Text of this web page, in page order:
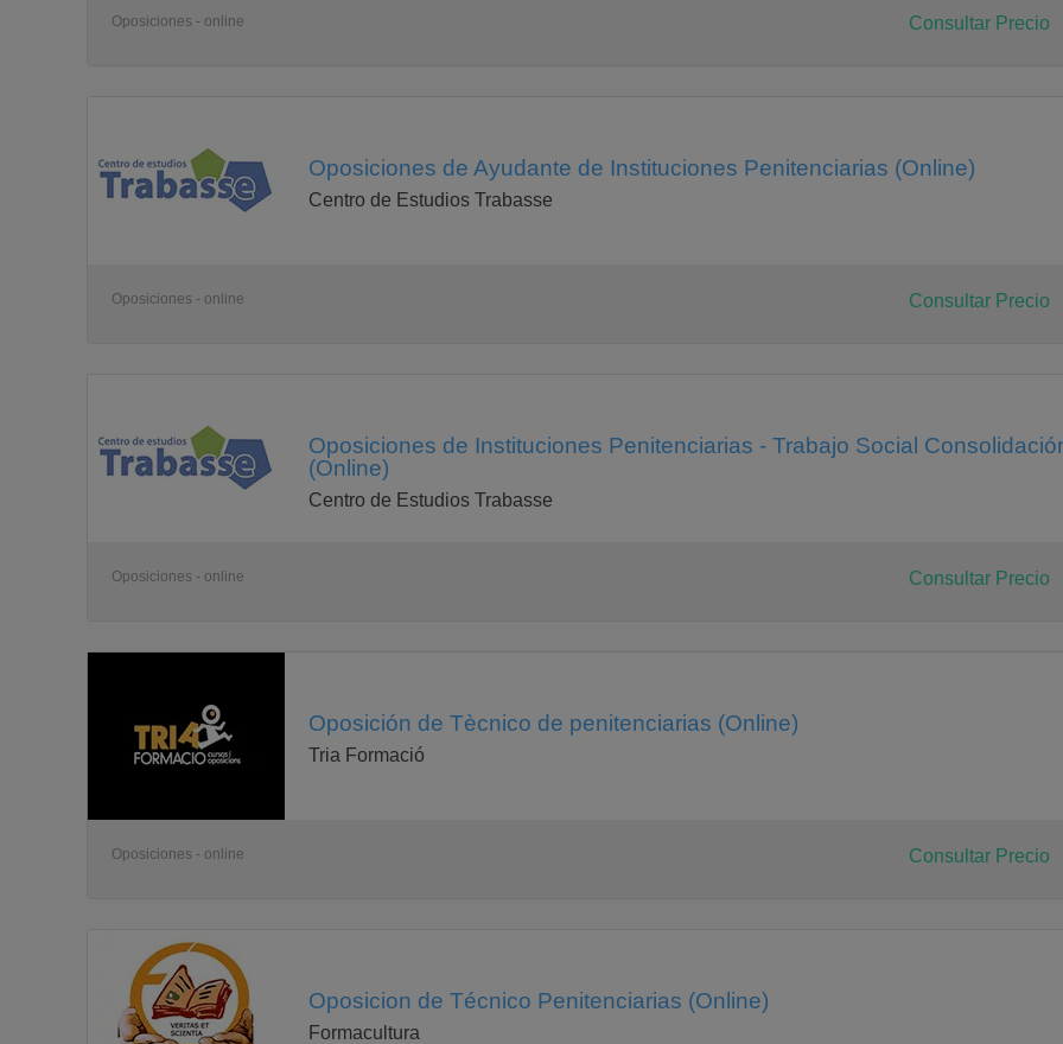
Oposiciones - online Consultar Precio
Oposiciones de Ayudante de Instituciones Penitenciarias (Online)
Centro de Estudios Trabasse
Oposiciones - online Consultar Precio
Oposiciones de Instituciones Penitenciarias - Trabajo Social
(Online)
Centro de Estudios Trabasse
Oposiciones - online Consultar Precio
Oposición de Tècnico de penitenciarias (Online)
Tria Formació
Oposiciones - online Consultar Precio
Oposicion de Técnico Penitenciarias (Online)
Formacultura